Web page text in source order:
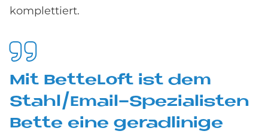
komplettiert.
Mit Bet­teL­oft ist dem
Stahl/Email-Spe­zia­li­sten
Bet­te eine ge­rad­li­ni­ge